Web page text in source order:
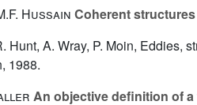
Hussain Coherent
Hunt, A. Wray, P. Moin, Eddies,
1988.
An objective definition of